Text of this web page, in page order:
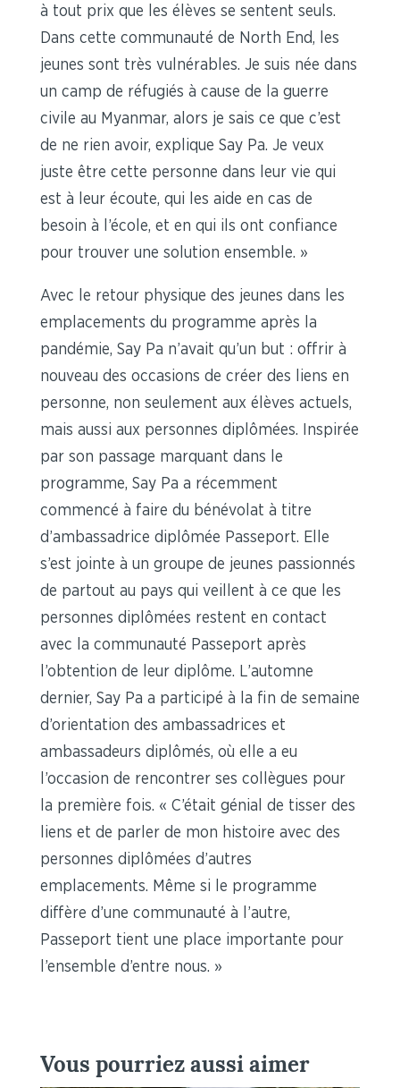
à tout prix que les élèves se sentent seuls.
Dans cette communauté de North End, les
jeunes sont très vulnérables. Je suis née dans
un camp de réfugiés à cause de la guerre
civile au Myanmar, alors je sais ce que c’est
de ne rien avoir, explique Say Pa. Je veux
juste être cette personne dans leur vie qui
est à leur écoute, qui les aide en cas de
besoin à l’école, et en qui ils ont confiance
pour trouver une solution ensemble. »
Avec le retour physique des jeunes dans les
emplacements du programme après la
pandémie, Say Pa n’avait qu’un but : offrir à
nouveau des occasions de créer des liens en
personne, non seulement aux élèves actuels,
mais aussi aux personnes diplômées. Inspirée
par son passage marquant dans le
programme, Say Pa a récemment
commencé à faire du bénévolat à titre
d’ambassadrice diplômée Passeport. Elle
s’est jointe à un groupe de jeunes passionnés
de partout au pays qui veillent à ce que les
personnes diplômées restent en contact
avec la communauté Passeport après
l’obtention de leur diplôme. L’automne
dernier, Say Pa a participé à la fin de semaine
d’orientation des ambassadrices et
ambassadeurs diplômés, où elle a eu
l’occasion de rencontrer ses collègues pour
la première fois. « C’était génial de tisser des
liens et de parler de mon histoire avec des
personnes diplômées d’autres
emplacements. Même si le programme
diffère d’une communauté à l’autre,
Passeport tient une place importante pour
l’ensemble d’entre nous. »
Vous pourriez aussi aimer